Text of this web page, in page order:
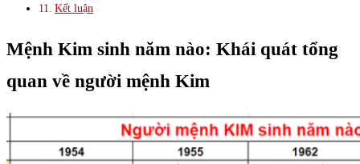
Kết luận
Mệnh Kim sinh năm nào: Khái quát tổng
quan về người mệnh Kim